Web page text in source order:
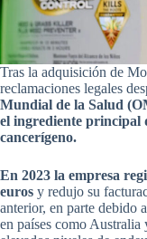
Tras la adquisición de
reclamaciones legales
Mundial de la Salud
el ingrediente principal
cancerígeno.
En 2023 la empresa
euros y redujo su
anterior, en parte debido
en países como Australia